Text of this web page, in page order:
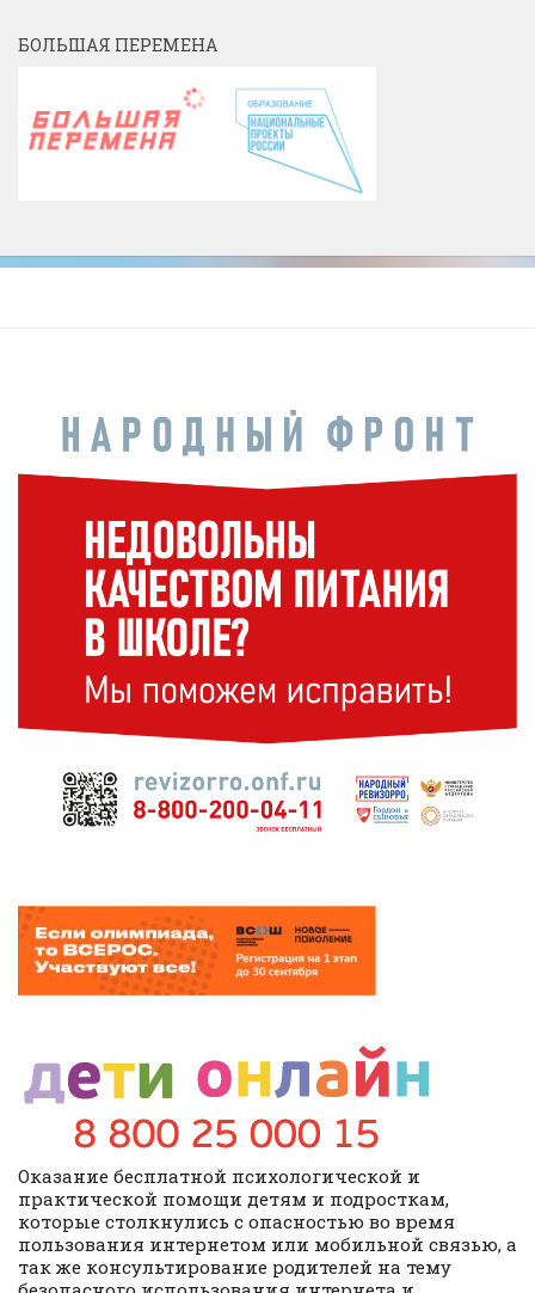
БОЛЬШАЯ ПЕРЕМЕНА
Оказание бесплатной психологической и
практической помощи детям и подросткам,
которые столкнулись с опасностью во время
пользования интернетом или мобильной связью, а
так же консультирование родителей на тему